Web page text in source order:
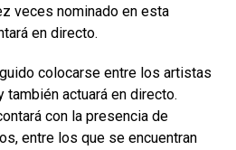
veces nominado en esta
en directo.
colocarse entre los artistas
también actuará en directo.
con la presencia de
entre los que se encuentran